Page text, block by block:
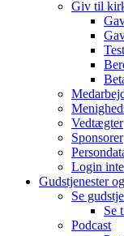
Giv til
Vedtægter
Sponsorer
Login
Gudstjenester
Se
Se
Podcast